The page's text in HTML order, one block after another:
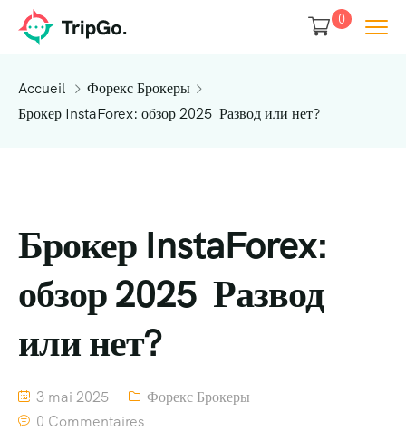
0
Accueil
Форекс Брокеры
Брокер InstaForex: обзор 2025 ️ Развод или нет?
Брокер InstaForex:
обзор 2025 ️ Развод
или нет?
3 mai 2025
Форекс Брокеры
0 Commentaires